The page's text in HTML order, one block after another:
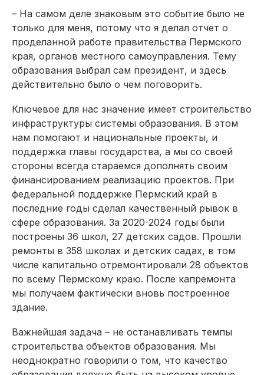
– На самом деле знаковым это событие было не
только для меня, потому что я делал отчет о
проделанной работе правительства Пермского
края, органов местного самоуправления. Тему
образования выбрал сам президент, и здесь
действительно было о чем поговорить.
Ключевое для нас значение имеет строительство
инфраструктуры системы образования. В этом
нам помогают и национальные проекты, и
поддержка главы государства, а мы со своей
стороны всегда стараемся дополнять своим
финансированием реализацию проектов. При
федеральной поддержке Пермский край в
последние годы сделал качественный рывок в
сфере образования. За 2020-2024 годы были
построены 36 школ, 27 детских садов. Прошли
ремонты в 358 школах и детских садах, в том
числе капитально отремонтировали 28 объектов
по всему Пермскому краю. После капремонта
мы получаем фактически вновь построенное
здание.
Важнейшая задача – не останавливать темпы
строительства объектов образования. Мы
неоднократно говорили о том, что качество